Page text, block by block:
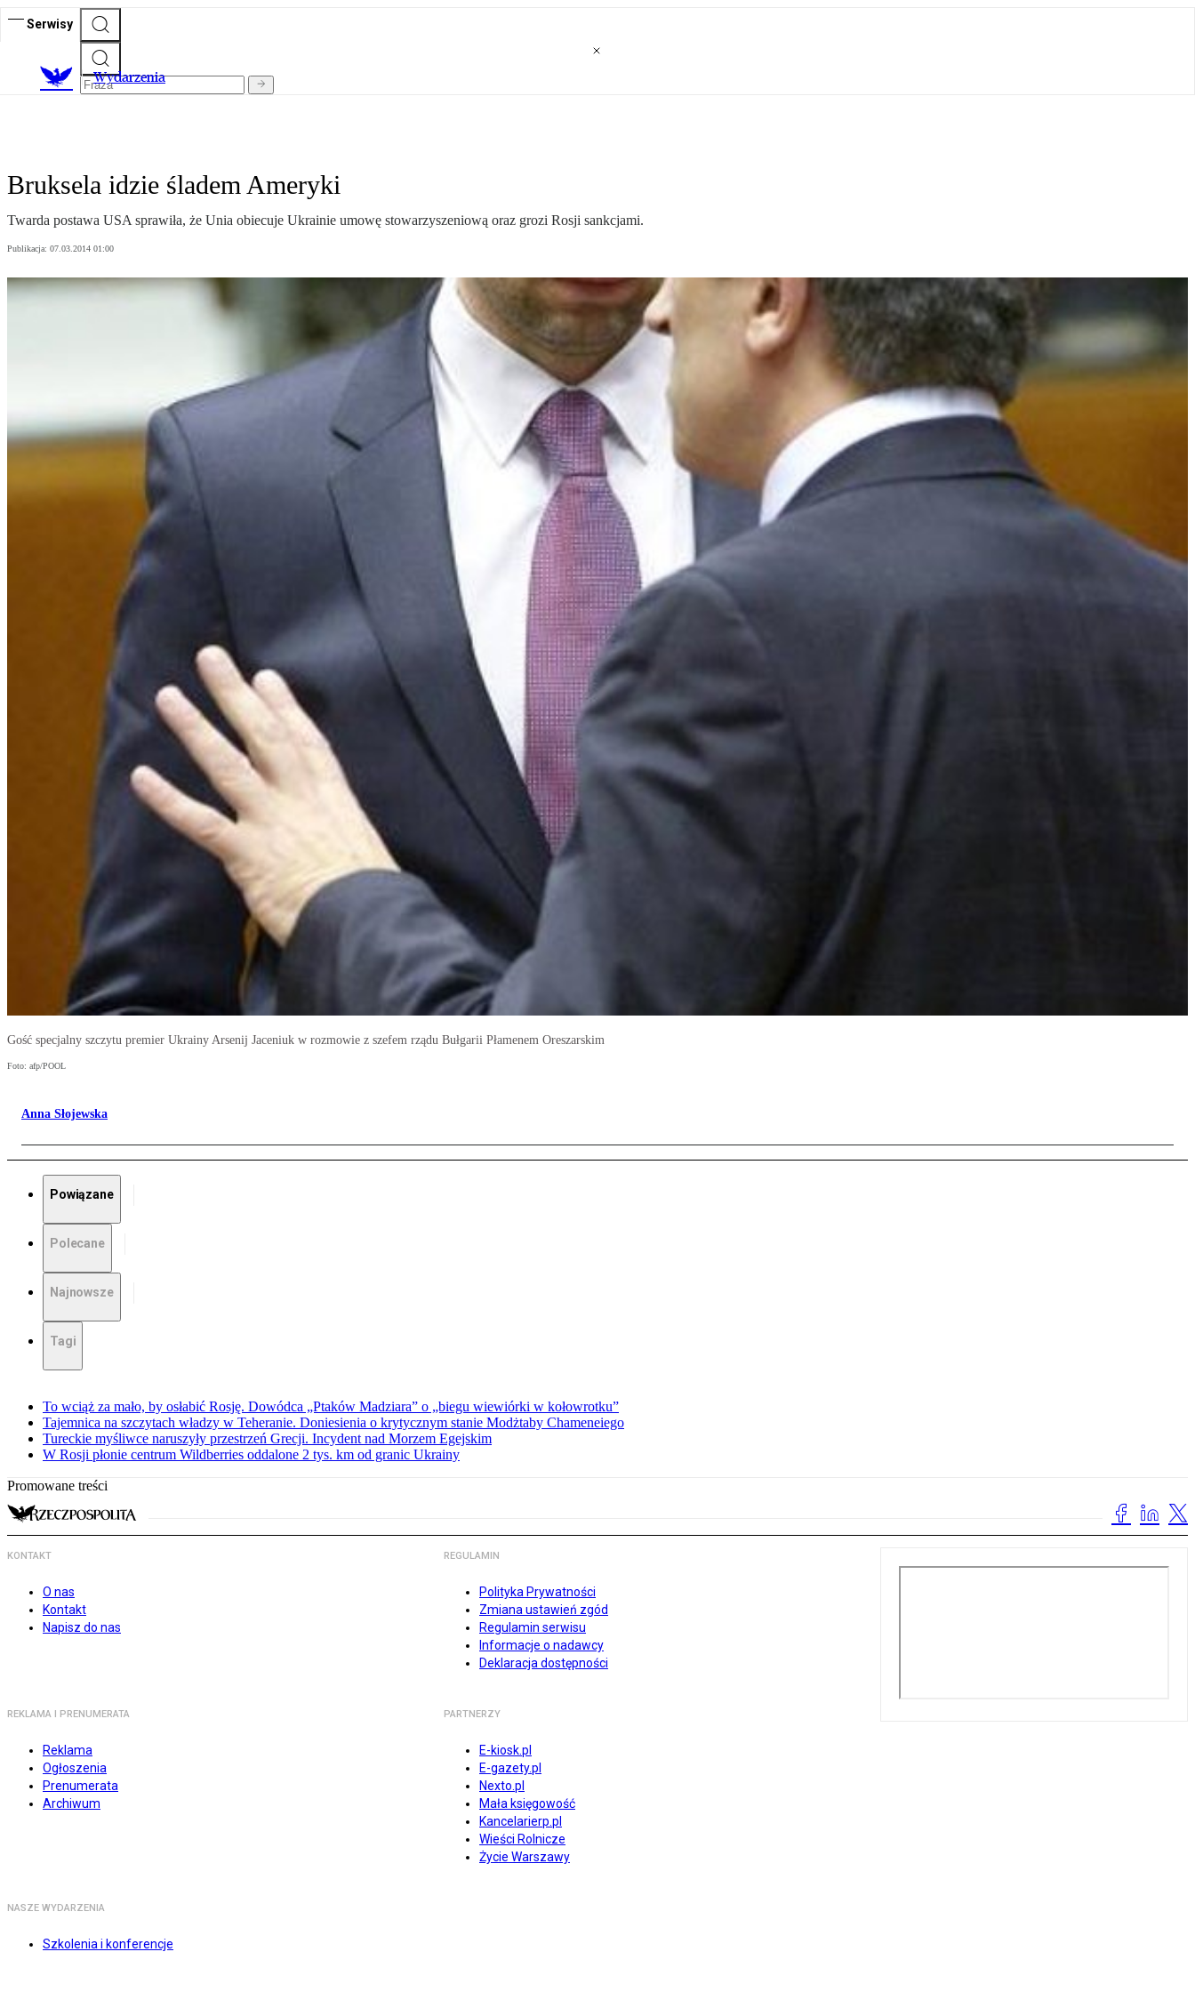
Serwisy
Wydarzenia
Bruksela idzie śladem Ameryki
Twarda postawa USA sprawiła, że Unia obiecuje Ukrainie umowę stowarzyszeniową oraz grozi Rosji sankcjami.
Publikacja: 07.03.2014 01:00
Gość specjalny szczytu premier Ukrainy Arsenij Jaceniuk w rozmowie z szefem rządu Bułgarii Płamenem Oreszarskim
Foto: afp/POOL
Anna Słojewska
Powiązane
Polecane
Najnowsze
Tagi
To wciąż za mało, by osłabić Rosję. Dowódca „Ptaków Madziara” o „biegu wiewiórki w kołowrotku”
Tajemnica na szczytach władzy w Teheranie. Doniesienia o krytycznym stanie Modżtaby Chameneiego
Tureckie myśliwce naruszyły przestrzeń Grecji. Incydent nad Morzem Egejskim
W Rosji płonie centrum Wildberries oddalone 2 tys. km od granic Ukrainy
Promowane treści
KONTAKT
O nas
Kontakt
Napisz do nas
REGULAMIN
Polityka Prywatności
Zmiana ustawień zgód
Regulamin serwisu
Informacje o nadawcy
Deklaracja dostępności
REKLAMA I PRENUMERATA
Reklama
Ogłoszenia
Prenumerata
Archiwum
PARTNERZY
E-kiosk.pl
E-gazety.pl
Nexto.pl
Mała księgowość
Kancelarierp.pl
Wieści Rolnicze
Życie Warszawy
NASZE WYDARZENIA
Szkolenia i konferencje